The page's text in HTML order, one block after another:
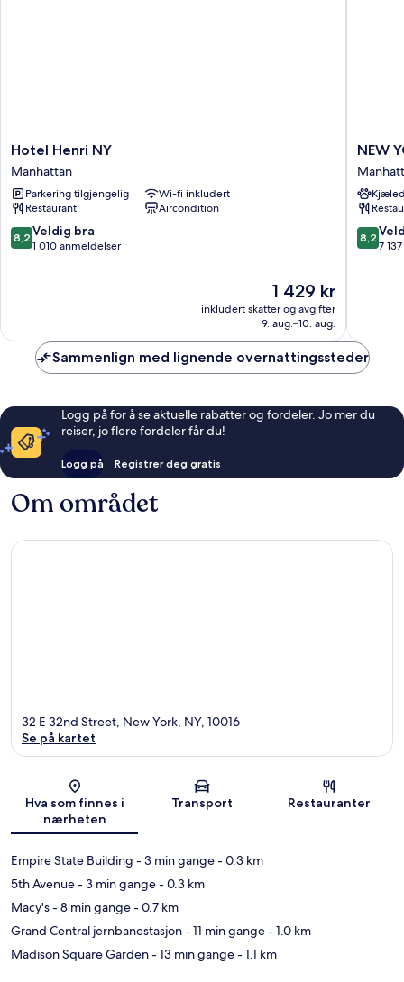
Hotel
Henri
NY
Manhattan
Hotel Henri NY
Manhattan
Parkering tilgjengelig
Wi-fi inkludert
Restaurant
Aircondition
8.2
av
8,2 Veldig bra
1 010 anmeldelser
Prisen
1 429 kr
1 429 kr
inkludert skatter og avgifter
9. aug.–10. aug.
NEW
YORKER
BY
LOTTE
HOTELS
NEW
8.2
av
8,2
7
Sammenlign med lignende overnattingssteder
Logg på for å se aktuelle rabatter og fordeler. Jo mer du
reiser, jo flere fordeler får du!
Logg på Registrer deg gratis
Om området
Kart
32 E 32nd Street, New York, NY, 10016
Se på kartet
Hva som finnes i
nærheten
Transport Restauranter
Empire State Building - 3 min gange- 0.3 km
5th Avenue- 3 min gange- 0.3 km
Macy's- 8 min gange- 0.7 km
Grand Central jernbanestasjon- 11 min gange- 1.0 km
Madison Square Garden- 13 min gange- 1.1 km